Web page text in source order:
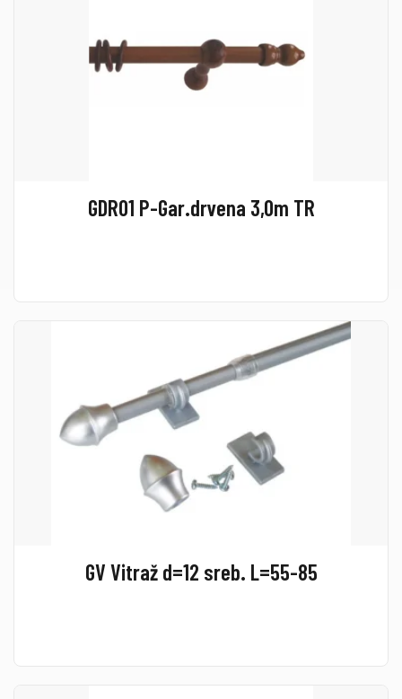
GDR01 P-Gar.drvena 3,0m TR
GV Vitraž d=12 sreb. L=55-85